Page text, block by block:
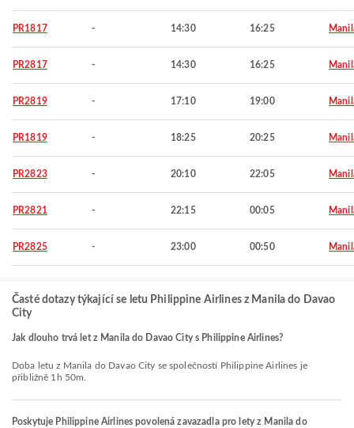
PR1817 - 14:30 16:25
PR2817 - 14:30 16:25
PR2819 - 17:10 19:00
PR1819 - 18:25 20:25
PR2823 - 20:10 22:05
PR2821 - 22:15 00:05
PR2825 - 23:00 00:50
Časté dotazy týkající se letu Philippine Airlines z Manila do Davao
City
Jak dlouho trvá let z Manila do Davao City s Philippine Airlines?
Doba letu z Manila do Davao City se společností Philippine Airlines je
přibližně 1h 50m.
Poskytuje Philippine Airlines povolená zavazadla pro lety z Manila do